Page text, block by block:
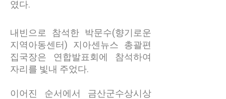
였다.
내빈으로 참석한 박문수(향기로운
지역아동센터) 지아센뉴스 총괄편
집국장은 연합발표회에 참석하여
자리를 빛내 주었다.
이어진 순서에서 금산군수상시상